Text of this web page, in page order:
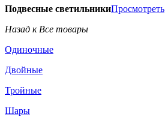
Подвесные светильникиПросмотреть
Назад к Все товары
Одиночные
Двойные
Тройные
Шары